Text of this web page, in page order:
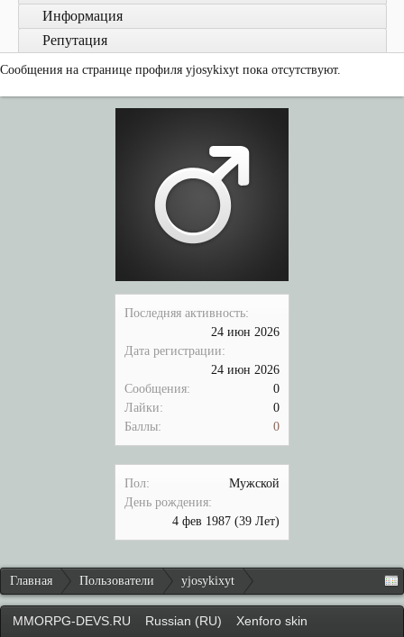
Последняя активность:
24 июн 2026
Дата регистрации:
24 июн 2026
Сообщения:
0
Лайки:
0
Баллы:
0
Пол:
Мужской
День рождения:
4 фев 1987 (39 Лет)
Информация
Репутация
Сообщения на странице профиля yjosykixyt пока отсутствуют.
Главная Пользователи yjosykixyt
MMORPG-DEVS.RU Russian (RU) Xenforo skin